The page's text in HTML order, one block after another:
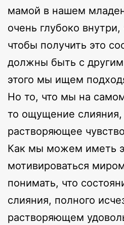
мамой в нашем
очень глубоко внутри,
чтобы получить это
должны быть с
этого мы ищем
Но то, что мы на
то ощущение слияния,
растворяющее
Как мы можем иметь
мотивироваться
понимать, что
слияния, полного
растворяющем